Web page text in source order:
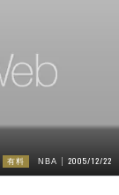
有料 NBA 2005/12/22